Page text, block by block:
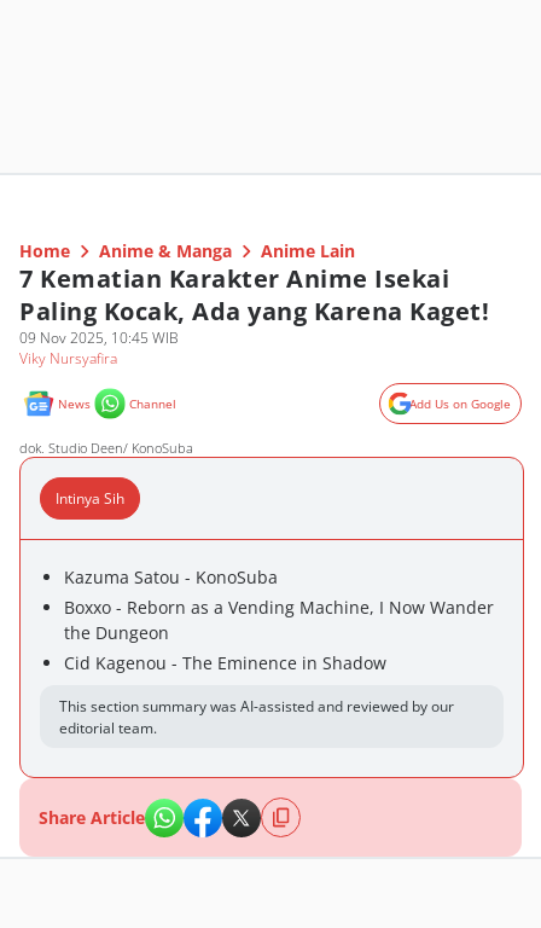
Home Anime & Manga Anime Lain
7 Kematian Karakter Anime Isekai
Paling Kocak, Ada yang Karena Kaget!
09 Nov 2025, 10:45 WIB
Viky Nursyafira
News Channel Add Us on Google
dok. Studio Deen/ KonoSuba
Intinya Sih
Kazuma Satou - KonoSuba
Boxxo - Reborn as a Vending Machine, I Now Wander
the Dungeon
Cid Kagenou - The Eminence in Shadow
This section summary was AI-assisted and reviewed by our
editorial team.
Share Article